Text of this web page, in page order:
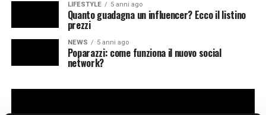
LIFESTYLE 5 anni ago
Quanto guadagna un influencer? Ecco il listino
prezzi
NEWS 5 anni ago
Poparazzi: come funziona il nuovo social
network?